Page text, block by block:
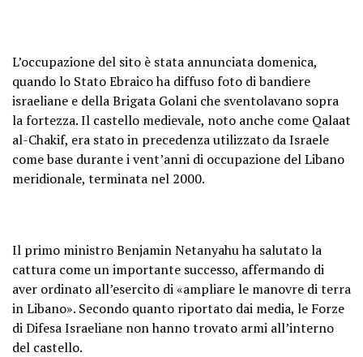
L’occupazione del sito è stata annunciata domenica,
quando lo Stato Ebraico ha diffuso foto di bandiere
israeliane e della Brigata Golani che sventolavano sopra
la fortezza. Il castello medievale, noto anche come Qalaat
al-Chakif, era stato in precedenza utilizzato da Israele
come base durante i vent’anni di occupazione del Libano
meridionale, terminata nel 2000.
Il primo ministro Benjamin Netanyahu ha salutato la
cattura come un importante successo, affermando di
aver ordinato all’esercito di «ampliare le manovre di terra
in Libano». Secondo quanto riportato dai media, le Forze
di Difesa Israeliane non hanno trovato armi all’interno
del castello.